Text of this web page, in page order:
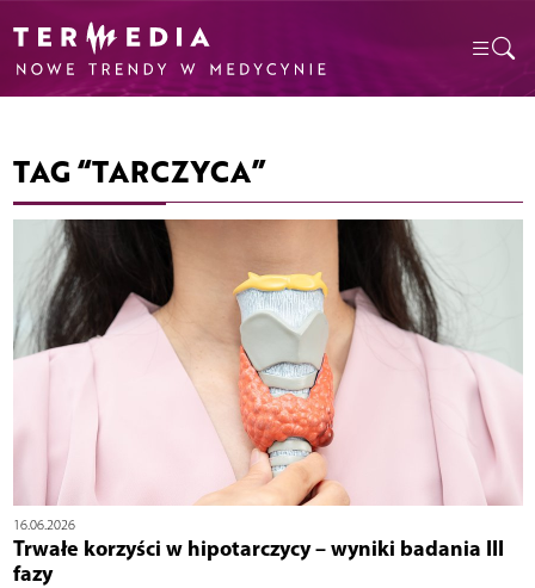
TAG “TARCZYCA”
16.06.2026
Trwałe korzyści w hipotarczycy – wyniki badania III
fazy